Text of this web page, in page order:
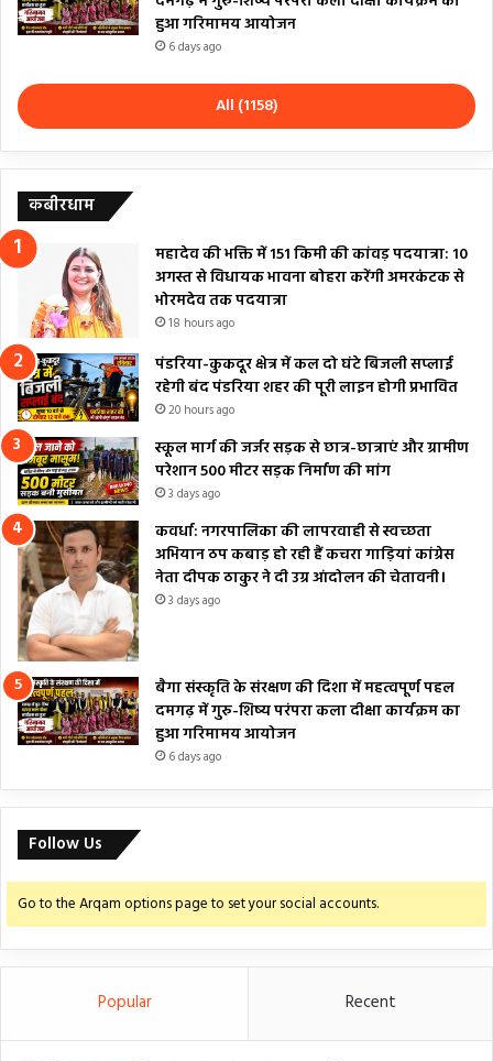
हुआ गरिमामय आयोजन
6 days ago
All (1158)
कबीरधाम
महादेव की भक्ति में 151 किमी की कांवड़ पदयात्रा: 10
अगस्त से विधायक भावना बोहरा करेंगी अमरकंटक से
भोरमदेव तक पदयात्रा
18 hours ago
पंडरिया-कुकदूर क्षेत्र में कल दो घंटे बिजली सप्लाई
रहेगी बंद पंडरिया शहर की पूरी लाइन होगी प्रभावित
20 hours ago
स्कूल मार्ग की जर्जर सड़क से छात्र-छात्राएं और ग्रामीण
परेशान 500 मीटर सड़क निर्माण की मांग
3 days ago
कवर्धा: नगरपालिका की लापरवाही से स्वच्छता
अभियान ठप कबाड़ हो रही हैं कचरा गाड़ियां कांग्रेस
नेता दीपक ठाकुर ने दी उग्र आंदोलन की चेतावनी।
3 days ago
बैगा संस्कृति के संरक्षण की दिशा में महत्वपूर्ण पहल
दमगढ़ में गुरु-शिष्य परंपरा कला दीक्षा कार्यक्रम का
हुआ गरिमामय आयोजन
6 days ago
Follow Us
Go to the Arqam options page to set your social accounts.
Popular Recent